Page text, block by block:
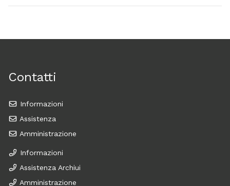
Contatti
Informazioni
Assistenza
Amministrazione
Informazioni
Assistenza Archiui
Amministrazione